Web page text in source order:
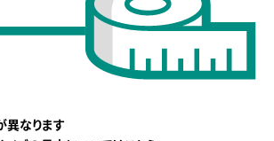
異なります